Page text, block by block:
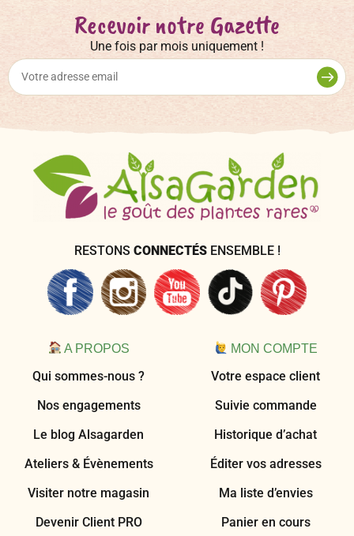
Recevoir notre Gazette
Une fois par mois uniquement !
RESTONS CONNECTÉS ENSEMBLE !
A PROPOS
Qui sommes-nous ?
Nos engagements
Le blog Alsagarden
Ateliers & Évènements
Visiter notre magasin
Devenir Client PRO
MON COMPTE
Votre espace client
Suivie commande
Historique d’achat
Éditer vos adresses
Ma liste d’envies
Panier en cours